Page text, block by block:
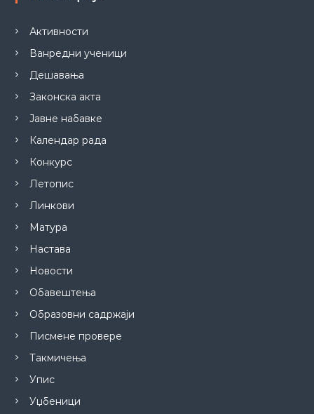
Активности
Ванредни ученици
Дешавања
Законска акта
Јавне набавке
Календар рада
Конкурс
Летопис
Линкови
Матура
Настава
Новости
Обавештења
Образовни садржаји
Писмене провере
Такмичења
Упис
Уџбеници